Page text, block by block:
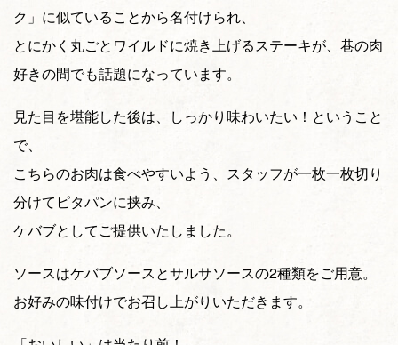
ク」に似ていることから名付けられ、
とにかく丸ごとワイルドに焼き上げるステーキが、巷の肉
好きの間でも話題になっています。
見た目を堪能した後は、しっかり味わいたい！ということ
で、
こちらのお肉は食べやすいよう、スタッフが一枚一枚切り
分けてピタパンに挟み、
ケバブとしてご提供いたしました。
ソースはケバブソースとサルサソースの2種類をご用意。
お好みの味付けでお召し上がりいただきます。